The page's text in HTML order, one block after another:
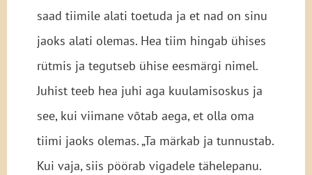
saad tiimile alati toetuda ja et nad on sinu
jaoks alati olemas. Hea tiim hingab ühises
rütmis ja tegutseb ühise eesmärgi nimel.
Juhist teeb hea juhi aga kuulamisoskus ja
see, kui viimane võtab aega, et olla oma
tiimi jaoks olemas. „Ta märkab ja tunnustab.
Kui vaja, siis pöörab vigadele tähelepanu.